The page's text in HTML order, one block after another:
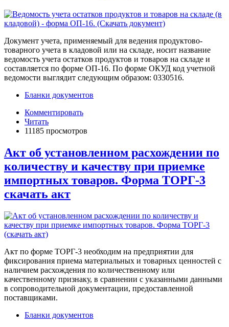
Документ учета, применяемый для ведения продуктово-
товарного учета в кладовой или на складе, носит название
ведомость учета остатков продуктов и товаров на складе и
составляется по форме ОП-16. По форме ОКУД код учетной
ведомости выглядит следующим образом: 0330516.
Бланки документов
Комментировать
Читать
11185 просмотров
Акт об установленном расхождении по
количеству и качеству при приемке
импортных товаров. Форма ТОРГ-3
скачать акт
Акт по форме ТОРГ-3 необходим на предприятии для
фиксирования приема материальных и товарных ценностей с
наличием расхождения по количественному или
качественному признаку, в сравнении с указанными данными
в сопроводительной документации, предоставленной
поставщиками.
Бланки документов